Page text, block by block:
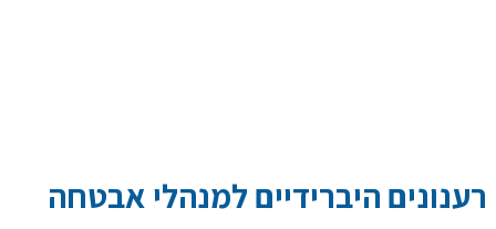
היברידיים למנהלי אבטחה